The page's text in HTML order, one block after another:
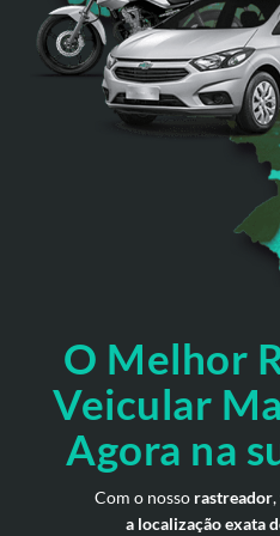
O Melhor
Veicular
Agora na
Com o nosso rastreador,
a localização exata